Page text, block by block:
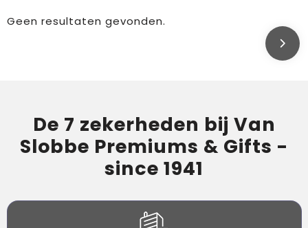
Geen resultaten gevonden.
De 7 zekerheden bij Van
Slobbe Premiums & Gifts -
since 1941